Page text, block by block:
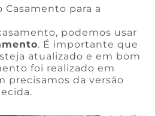
Casamento para a
podemos usar
. É importante que
atualizado e em bom
foi realizado em
precisamos da versão